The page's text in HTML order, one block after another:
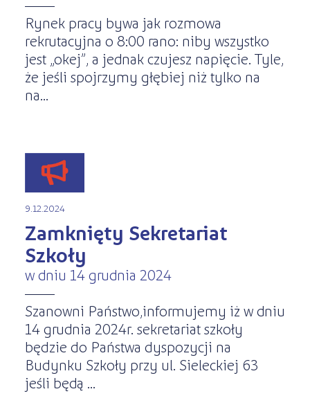
Rynek pracy bywa jak rozmowa
rekrutacyjna o 8:00 rano: niby wszystko
jest „okej”, a jednak czujesz napięcie. Tyle,
że jeśli spojrzymy głębiej niż tylko na
na...
9.12.2024
Zamknięty Sekretariat
Szkoły
w dniu 14 grudnia 2024
Szanowni Państwo,informujemy iż w dniu
14 grudnia 2024r. sekretariat szkoły
będzie do Państwa dyspozycji na
Budynku Szkoły przy ul. Sieleckiej 63
jeśli będą ...